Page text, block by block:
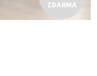
D
ZDARMA